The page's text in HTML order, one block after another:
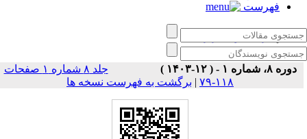
فهرست
زبان‌ کاوی کاربردی
دوره ۸، شماره ۱ - ( ۱۲-۱۴۰۳ )
جلد ۸ شماره ۱ صفحات
۱۱۸-۷۹
| برگشت به فهرست نسخه ها